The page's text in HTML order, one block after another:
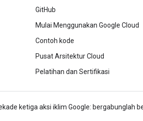
GitHub
Mulai Menggunakan Google Cloud
Contoh kode
Pusat Arsitektur Cloud
Pelatihan dan Sertifikasi
ketiga aksi iklim Google: bergabunglah